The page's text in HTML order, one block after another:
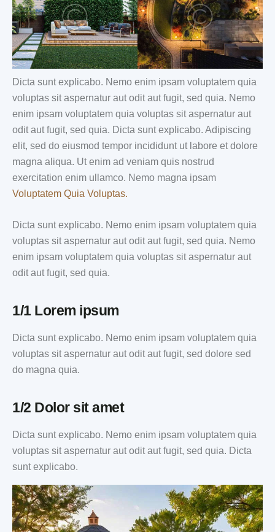
Dicta sunt explicabo. Nemo enim ipsam voluptatem quia
voluptas sit aspernatur aut odit aut fugit, sed quia. Nemo
enim ipsam voluptatem quia voluptas sit aspernatur aut
odit aut fugit, sed quia. Dicta sunt explicabo. Adipiscing
elit, sed do eiusmod tempor incididunt ut labore et dolore
magna aliqua. Ut enim ad veniam quis nostrud
exercitation enim ullamco. Nemo magna ipsam
Voluptatem Quia Voluptas.
Dicta sunt explicabo. Nemo enim ipsam voluptatem quia
voluptas sit aspernatur aut odit aut fugit, sed quia. Nemo
enim ipsam voluptatem quia voluptas sit aspernatur aut
odit aut fugit, sed quia.
1/1 Lorem ipsum
Dicta sunt explicabo. Nemo enim ipsam voluptatem quia
voluptas sit aspernatur aut odit aut fugit, sed dolore sed
do magna quia.
1/2 Dolor sit amet
Dicta sunt explicabo. Nemo enim ipsam voluptatem quia
voluptas sit aspernatur aut odit aut fugit, sed quia. Dicta
sunt explicabo.